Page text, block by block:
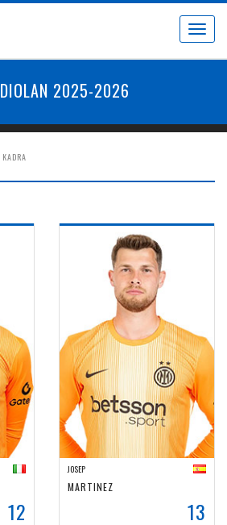
Toggle
2025-2026
KADRA
12
JOSEP
MARTINEZ
13